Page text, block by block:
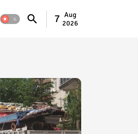
7 Aug
2026